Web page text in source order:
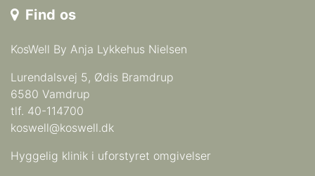
Find os
KosWell By Anja Lykkehus Nielsen
Lurendalsvej 5, Ødis Bramdrup
6580 Vamdrup
tlf. 40-114700
koswell@koswell.dk
Hyggelig klinik i uforstyret omgivelser